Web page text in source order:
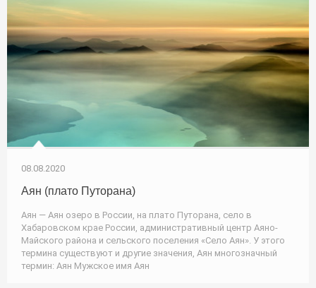
08.08.2020
Аян (плато Путорана)
Аян — Аян озеро в России, на плато Путорана, село в
Хабаровском крае России, административный центр Аяно-
Майского района и сельского поселения «Село Аян». У этого
термина существуют и другие значения, Аян многозначный
термин: Аян Мужское имя Аян